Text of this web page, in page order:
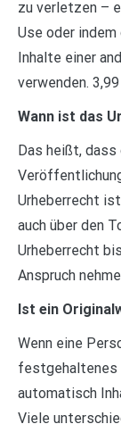
zu verletzen –
Use oder
Inhalte einer
verwenden.
Wann ist das
Das heißt,
Urheberrecht
auch über den
Urheberrecht
Anspruch
Ist ein
Wenn eine
festgehaltenes
automatisch
Viele